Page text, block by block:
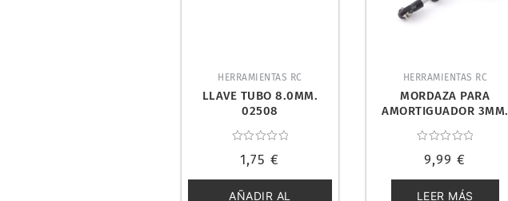
HERRAMIENTAS RC
LLAVE TUBO 8.0MM.
02508
con
de
5
1,75€
AÑADIR AL
HERRAMIENTAS RC
MORDAZA PARA
AMORTIGUADOR 3MM.
con
de
5
9,99€
LEER MÁS